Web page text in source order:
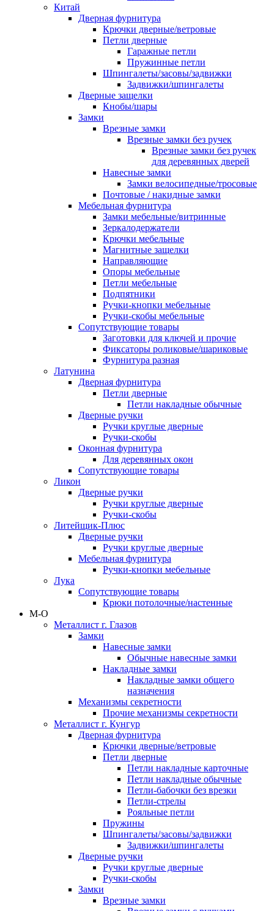
Китай
Дверная фурнитура
Крючки дверные/ветровые
Петли дверные
Гаражные петли
Пружинные петли
Шпингалеты/засовы/задвижки
Задвижки/шпингалеты
Дверные защелки
Кнобы/шары
Замки
Врезные замки
Врезные замки без ручек
Врезные замки без ручек
для деревянных дверей
Навесные замки
Замки велосипедные/тросовые
Почтовые / накидные замки
Мебельная фурнитура
Замки мебельные/витринные
Зеркалодержатели
Крючки мебельные
Магнитные защелки
Направляющие
Опоры мебельные
Петли мебельные
Подпятники
Ручки-кнопки мебельные
Ручки-скобы мебельные
Сопутствующие товары
Заготовки для ключей и прочие
Фиксаторы роликовые/шариковые
Фурнитура разная
Латунина
Дверная фурнитура
Петли дверные
Петли накладные обычные
Дверные ручки
Ручки круглые дверные
Ручки-скобы
Оконная фурнитура
Для деревянных окон
Сопутствующие товары
Ликон
Дверные ручки
Ручки круглые дверные
Ручки-скобы
Литейщик-Плюс
Дверные ручки
Ручки круглые дверные
Мебельная фурнитура
Ручки-кнопки мебельные
Лука
Сопутствующие товары
Крюки потолочные/настенные
М-О
Металлист г. Глазов
Замки
Навесные замки
Обычные навесные замки
Накладные замки
Накладные замки общего
назначения
Механизмы секретности
Прочие механизмы секретности
Металлист г. Кунгур
Дверная фурнитура
Крючки дверные/ветровые
Петли дверные
Петли накладные карточные
Петли накладные обычные
Петли-бабочки без врезки
Петли-стрелы
Рояльные петли
Пружины
Шпингалеты/засовы/задвижки
Задвижки/шпингалеты
Дверные ручки
Ручки круглые дверные
Ручки-скобы
Замки
Врезные замки